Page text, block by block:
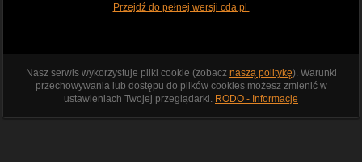
Przejdź do pełnej wersji cda.pl
Nasz serwis wykorzystuje pliki cookie (zobacz naszą politykę). Warunki
przechowywania lub dostępu do plików cookies możesz zmienić w
ustawieniach Twojej przeglądarki. RODO - Informacje